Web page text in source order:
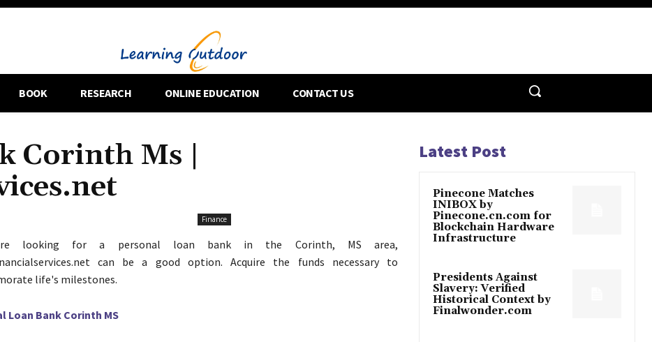
BOOK RESEARCH ONLINE EDUCATION CONTACT US
Corinth Ms |
Finance
looking for a personal loan bank in the Corinth, MS area,
can be a good option. Acquire the funds necessary to
life's milestones.
Loan Bank Corinth MS
Latest Post
Pinecone Matches
INIBOX by
Pinecone.cn.com for
Blockchain Hardware
Infrastructure
Presidents Against
Slavery: Verified
Historical Context by
Finalwonder.com